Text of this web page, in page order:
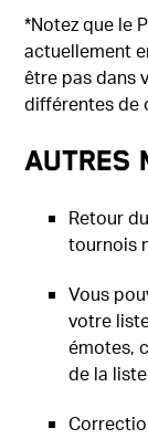
*Notez que le
actuellement
être pas dans
différentes de
Autres
Retour
tournois
Vous
votre
émotes,
de la